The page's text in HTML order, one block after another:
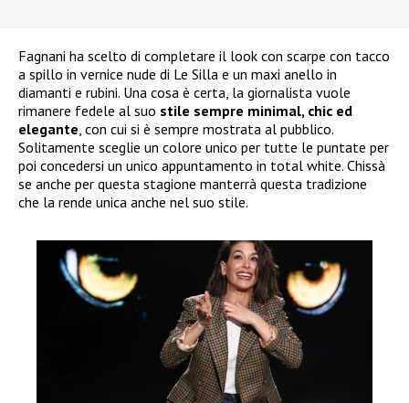
Fagnani ha scelto di completare il look con scarpe con tacco
a spillo in vernice nude di Le Silla e un maxi anello in
diamanti e rubini. Una cosa è certa, la giornalista vuole
rimanere fedele al suo stile sempre minimal, chic ed
elegante, con cui si è sempre mostrata al pubblico.
Solitamente sceglie un colore unico per tutte le puntate per
poi concedersi un unico appuntamento in total white. Chissà
se anche per questa stagione manterrà questa tradizione
che la rende unica anche nel suo stile.